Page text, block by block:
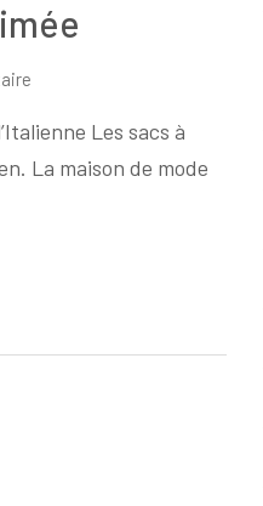
à
Main
Les sacs à
La maison de mode